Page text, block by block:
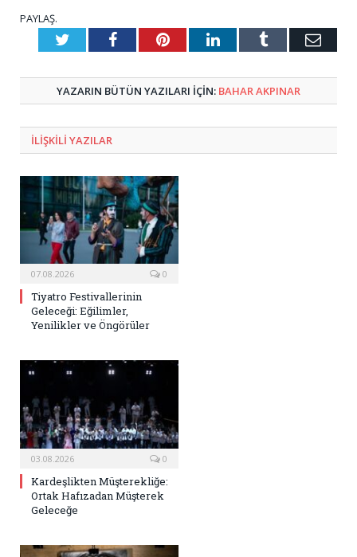
PAYLAŞ.
TwitterFacebookPinterestLinkedInTumblr E-
YAZARIN BÜTÜN YAZILARI IÇIN: BAHAR AKPINAR
ILIŞKILI YAZILAR
07.08.2026 0
Tiyatro Festivallerinin
Geleceği: Eğilimler,
Yenilikler ve Öngörüler
03.08.2026 0
Kardeşlikten Müşterekliğe:
Ortak Hafızadan Müşterek
Geleceğe